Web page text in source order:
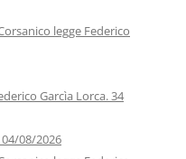
legge Federico
Garcìa Lorca. 34
08/2026